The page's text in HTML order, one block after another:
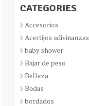
CATEGORIES
Accesorios
Acertijos adivinanzas
baby shower
Bajar de peso
Belleza
Bodas
bordados